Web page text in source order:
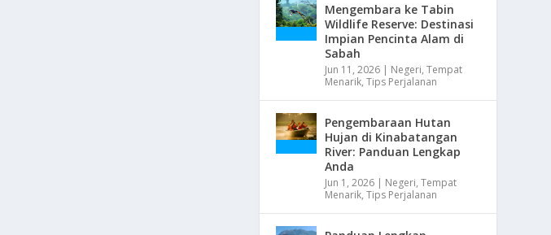
Mengembara ke Tabin
Wildlife Reserve: Destinasi
Impian Pencinta Alam di
Sabah
Jun 11, 2026 | Negeri,Tempat
Menarik,Tips Perjalanan
Pengembaraan Hutan
Hujan di Kinabatangan
River: Panduan Lengkap
Anda
Jun 1, 2026 | Negeri,Tempat
Menarik,Tips Perjalanan